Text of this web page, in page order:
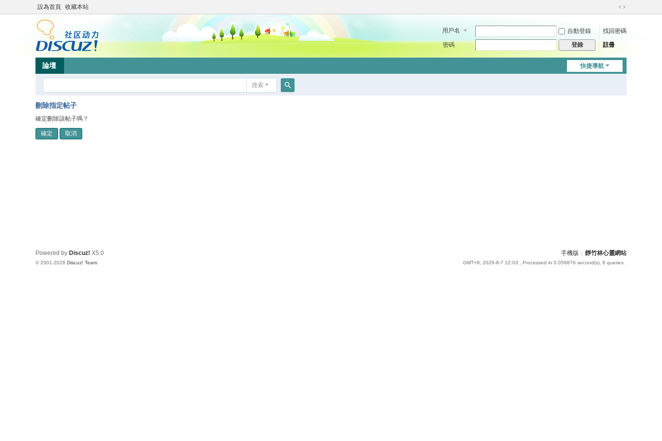
設為首頁 收藏本站
切
到
用戶名 自動登錄
找回密碼
密碼
登錄 註冊
快捷導航
論壇
搜索
刪除指定帖子
確定刪除該帖子嗎？
確定 取消
手機版 靜竹林心靈網站
GMT+8, 2026-8-7 12:03 , Processed in 0.056876 second(s), 8 queries .
Powered by Discuz! X5.0
© 2001-2026 Discuz! Team